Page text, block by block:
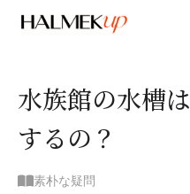
水族館の水槽
するの？
素朴な疑問